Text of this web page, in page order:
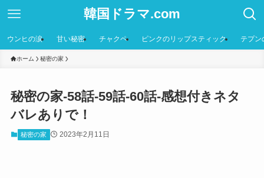
韓国ドラマ.com
ウンヒの涙 甘い秘密 チャクペ ピンクのリップスティック テプン
ホーム 秘密の家
秘密の家-58話-59話-60話-感想付きネタ
バレありで！
秘密の家 2023年2月11日